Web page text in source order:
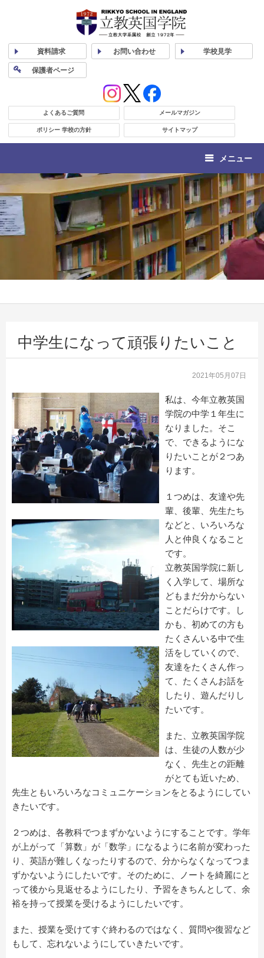
資料請求 お問い合わせ 学校見学
保護者ページ
よくあるご質問 メールマガジン
ポリシー 学校の方針 サイトマップ
メニュー
中学生になって頑張りたいこと
2021年05月07日
私は、今年立教英国
学院の中学１年生に
なりました。そこ
で、できるようにな
りたいことが２つあ
ります。
１つめは、友達や先
輩、後輩、先生たち
などと、いろいろな
人と仲良くなること
です。
立教英国学院に新し
く入学して、場所な
どもまだ分からない
ことだらけです。し
かも、初めての方も
たくさんいる中で生
活をしていくので、
友達をたくさん作っ
て、たくさんお話を
したり、遊んだりし
たいです。
また、立教英国学院
は、生徒の人数が少
なく、先生との距離
がとても近いため、
先生ともいろいろなコミュニケーションをとるようにしてい
きたいです。
２つめは、各教科でつまずかないようにすることです。学年
が上がって「算数」が「数学」になるように名前が変わった
り、英語が難しくなったりするので、分からなくなってつま
ずかないようにしたいです。そのために、ノートを綺麗にと
って後から見返せるようにしたり、予習をきちんとして、余
裕を持って授業を受けるようにしたいです。
また、授業を受けてすぐ終わるのではなく、質問や復習など
もして、忘れないようにしていきたいです。